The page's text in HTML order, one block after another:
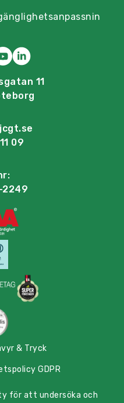
11
09
& Tryck
GDPR
för att undersöka och